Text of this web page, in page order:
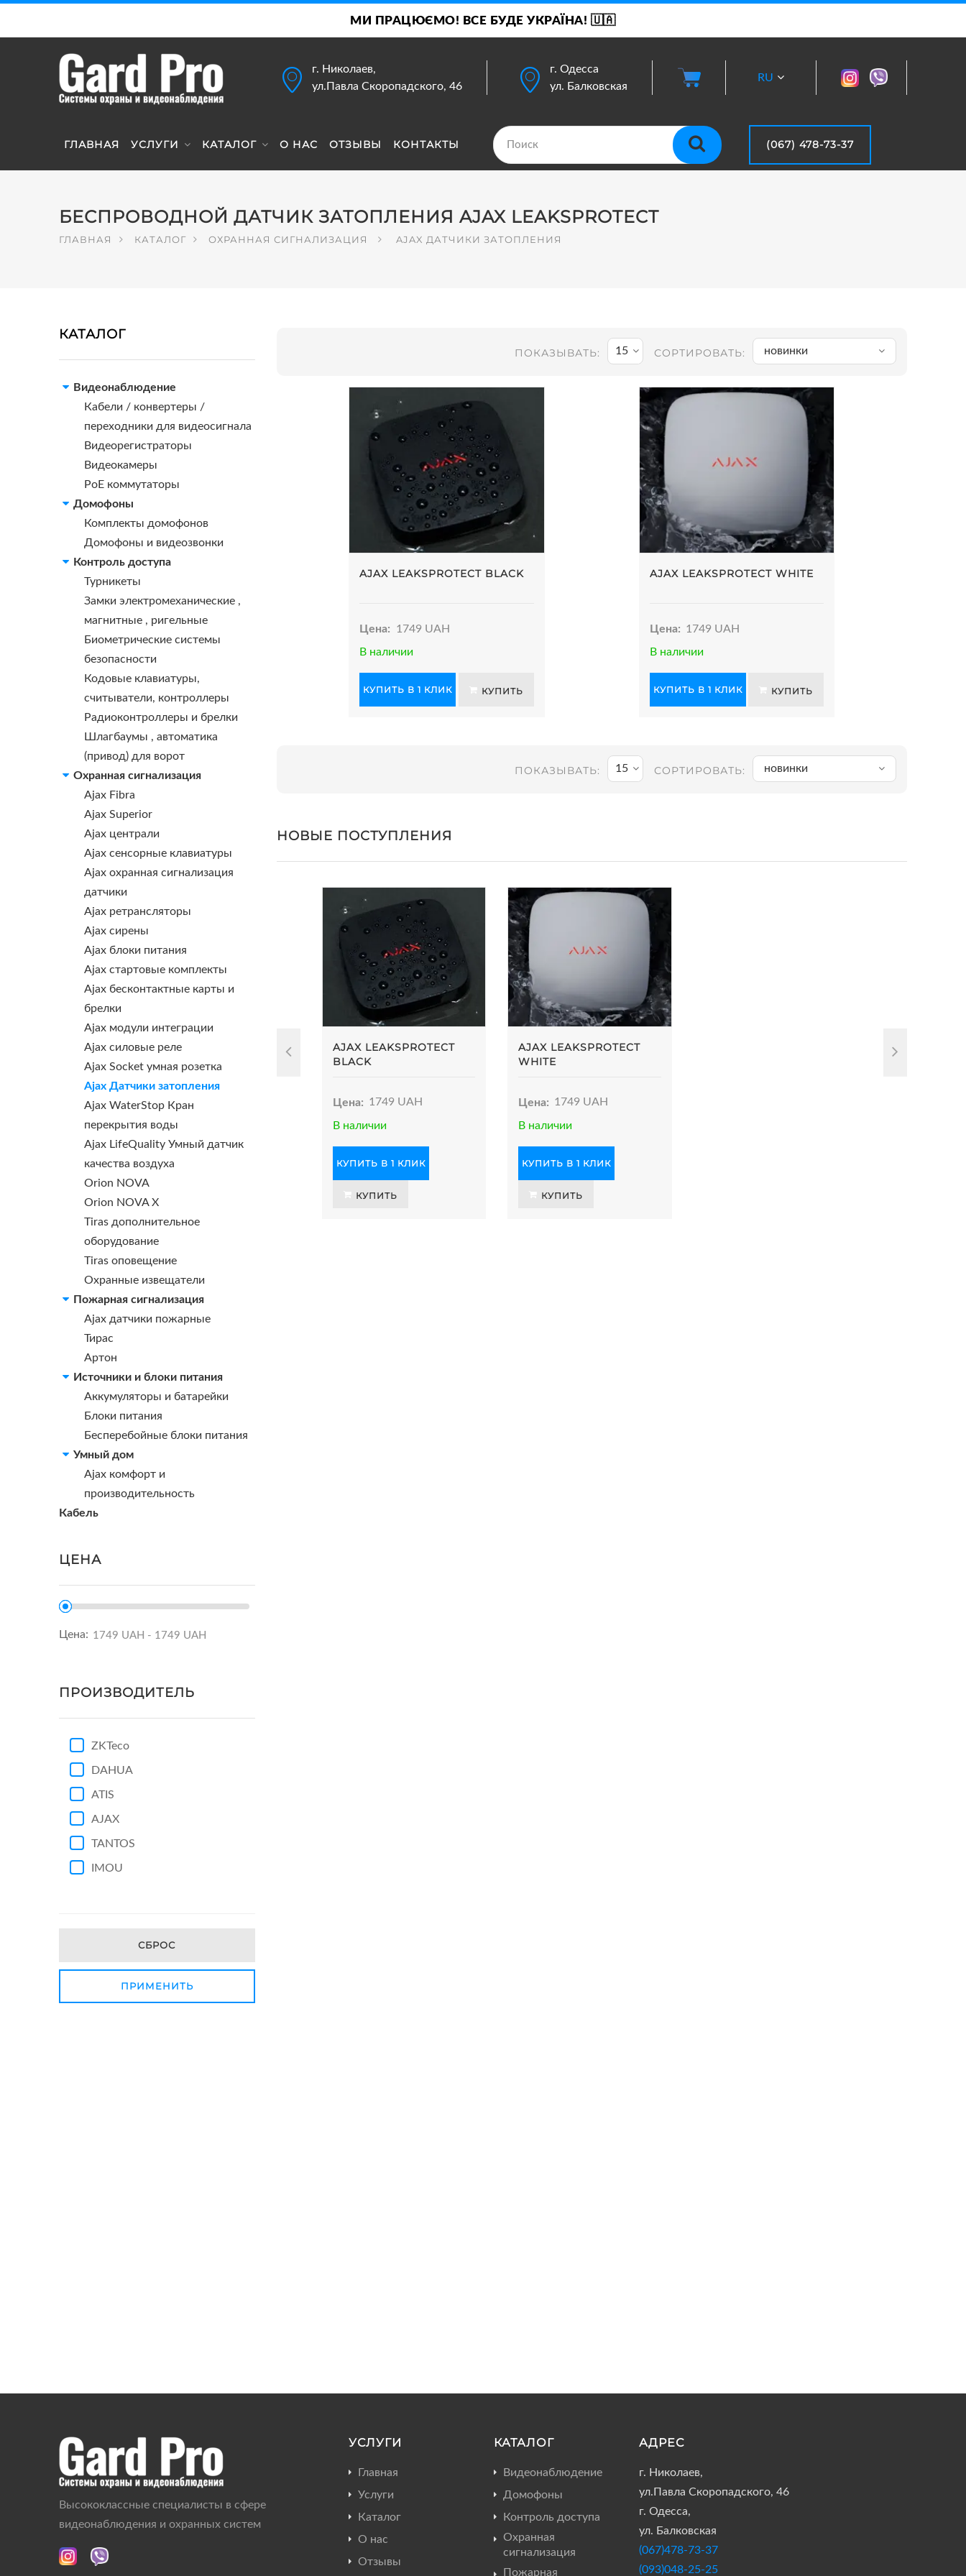
МИ ПРАЦЮЄМО! ВСЕ БУДЕ УКРАЇНА! 🇺🇦
г. Николаев,
ул.Павла Скоропадского, 46
г. Одесса
ул. Балковская
RU
ГЛАВНАЯ УСЛУГИ КАТАЛОГ О НАС ОТЗЫВЫ КОНТАКТЫ (067) 478-73-37
БЕСПРОВОДНОЙ ДАТЧИК ЗАТОПЛЕНИЯ AJAX LEAKSPROTECT
ГЛАВНАЯ КАТАЛОГ ОХРАННАЯ СИГНАЛИЗАЦИЯ AJAX ДАТЧИКИ ЗАТОПЛЕНИЯ
КАТАЛОГ
Видеонаблюдение
Кабели / конвертеры /
переходники для видеосигнала
Видеорегистраторы
Видеокамеры
PoE коммутаторы
Домофоны
Комплекты домофонов
Домофоны и видеозвонки
Контроль доступа
Турникеты
Замки электромеханические ,
магнитные , ригельные
Биометрические системы
безопасности
Кодовые клавиатуры,
считыватели, контроллеры
Радиоконтроллеры и брелки
Шлагбаумы , автоматика
(привод) для ворот
Охранная сигнализация
Ajax Fibra
Ajax Superior
Ajax централи
Ajax сенсорные клавиатуры
Ajax охранная сигнализация
датчики
Ajax ретрансляторы
Ajax сирены
Ajax блоки питания
Ajax стартовые комплекты
Ajax бесконтактные карты и
брелки
Ajax модули интеграции
Ajax силовые реле
Ajax Socket умная розетка
Ajax Датчики затопления
Ajax WaterStop Кран
перекрытия воды
Ajax LifeQuality Умный датчик
качества воздуха
Orion NOVA
Orion NOVA X
Tiras дополнительное
оборудование
Tiras оповещение
Охранные извещатели
Пожарная сигнализация
Ajax датчики пожарные
Тирас
Артон
Источники и блоки питания
Аккумуляторы и батарейки
Блоки питания
Бесперебойные блоки питания
Умный дом
Ajax комфорт и
производительность
Кабель
ЦЕНА
Цена:
ПРОИЗВОДИТЕЛЬ
ZKTeco
DAHUA
ATIS
AJAX
TANTOS
IMOU
СБРОС
ПРИМЕНИТЬ
ПОКАЗЫВАТЬ: 15 СОРТИРОВАТЬ: новинки
AJAX LEAKSPROTECT BLACK
Цена:
1749 UAH
В наличии
КУПИТЬ В 1 КЛИК КУПИТЬ
AJAX LEAKSPROTECT WHITE
Цена: 1749 UAH
В наличии
КУПИТЬ В 1 КЛИК КУПИТЬ
ПОКАЗЫВАТЬ: 15 СОРТИРОВАТЬ: новинки
НОВЫЕ ПОСТУПЛЕНИЯ
AJAX LEAKSPROTECT
BLACK
Цена: 1749 UAH
В наличии
КУПИТЬ В 1 КЛИК
КУПИТЬ
AJAX LEAKSPROTECT
WHITE
Цена: 1749 UAH
В наличии
КУПИТЬ В 1 КЛИК
КУПИТЬ
Высококлассные специалисты в сфере
видеонаблюдения и охранных систем
УСЛУГИ
Главная
Услуги
Каталог
О нас
Отзывы
КАТАЛОГ
Видеонаблюдение
Домофоны
Контроль доступа
Охранная
сигнализация
Пожарная
АДРЕС
г. Николаев,
ул.Павла Скоропадского, 46
г. Одесса,
ул. Балковская
(067)478-73-37
(093)048-25-25